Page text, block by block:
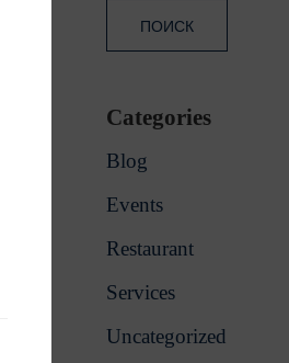
Categories
Blog
Events
Restaurant
Services
Uncategorized